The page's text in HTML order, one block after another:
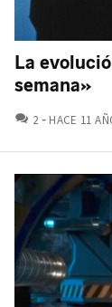
La
semana»
2 HACE 11